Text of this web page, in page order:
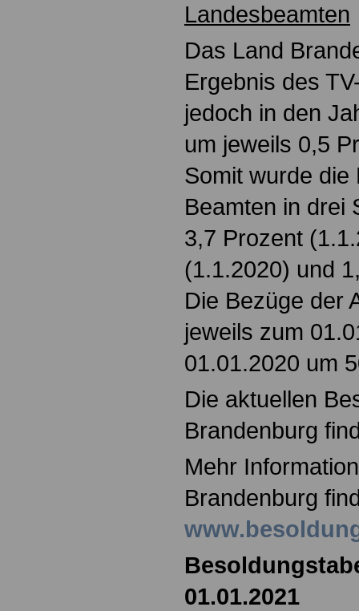
Landesbeamten
Das Land
Ergebnis des
jedoch in den
um jeweils 0,5
Somit wurde die
Beamten in drei
3,7 Prozent
(1.1.2020) und
Die Bezüge der
jeweils zum
01.01.2020 um
Die aktuellen
Brandenburg
Mehr
Brandenburg
01.01.2021